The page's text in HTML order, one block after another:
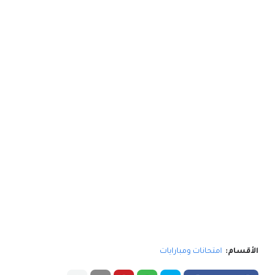
الأقسام: امتحانات ومبارايات